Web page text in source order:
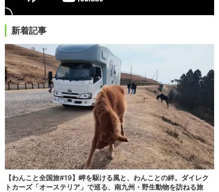
新着記事
【わんこと全国旅#19】岬を駆ける風と、わんことの絆。ダイレク
トカーズ「オーステリア」で巡る、南九州・野生動物を訪ねる旅